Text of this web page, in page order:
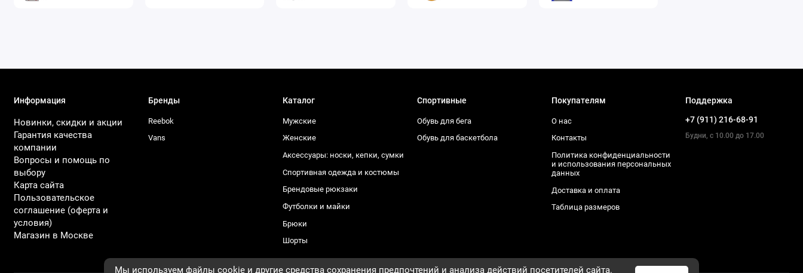
Мы используем файлы cookie и другие средства сохранения предпочтений и анализа действий посетителей сайта.
Информация
Новинки, скидки и акции
Гарантия качества
компании
Вопросы и помощь по
выбору
Карта сайта
Пользовательское
соглашение (оферта и
условия)
Магазин в Москве
Бренды
Reebok
Vans
Каталог
Мужские
Женские
Аксессуары: носки, кепки, сумки
Спортивная одежда и костюмы
Брендовые рюкзаки
Футболки и майки
Брюки
Шорты
Спортивные
Обувь для бега
Обувь для баскетбола
Покупателям
О нас
Контакты
Политика конфиденциальности
и использования персональных
данных
Доставка и оплата
Таблица размеров
Поддержка
+7 (911) 216-68-91
Будни, с 10.00 до 17.00